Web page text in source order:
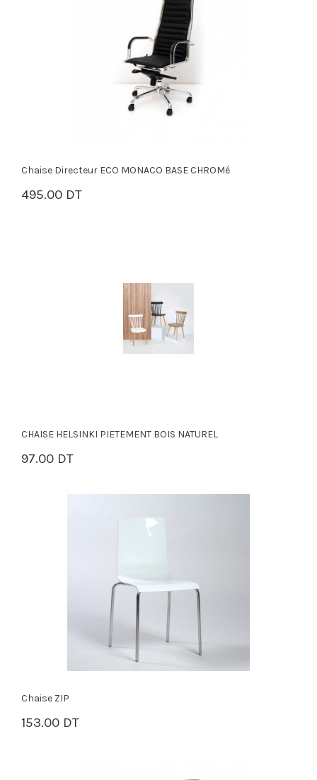
Chaise Directeur ECO MONACO BASE CHROMé
495.00 DT
PANIER
CHAISE HELSINKI PIETEMENT BOIS NATUREL
97.00 DT
PANIER
Chaise ZIP
153.00 DT
PANIER